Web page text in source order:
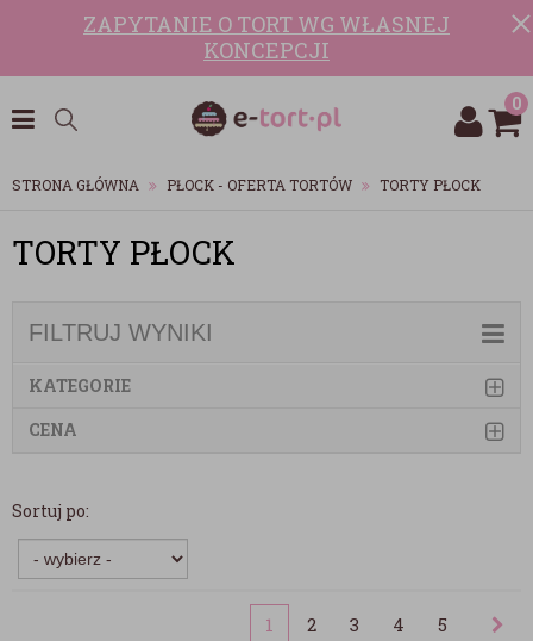
ZAPYTANIE O TORT WG WŁASNEJ
KONCEPCJI
0
STRONA GŁÓWNA PŁOCK - OFERTA TORTÓW TORTY PŁOCK
TORTY PŁOCK
FILTRUJ WYNIKI
KATEGORIE
CENA
Sortuj po:
1 2 3 4 5